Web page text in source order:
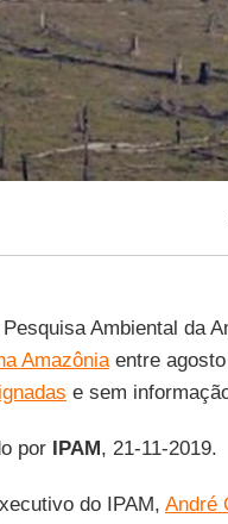
Ambiental da
Amazôniaentre agosto
e sem
por IPAM, 21-11-2019.
do IPAM, André